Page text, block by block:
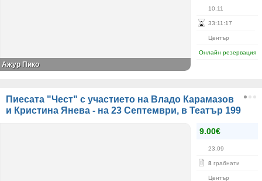
10.11
33:11 :17
Център
Онлайн резервация
Ажур Пико
Пиесата "Чест" с участието на Владо Карамазов
и Кристина Янева - на 23 Септември, в Театър 199
9.00€
23.09
8 грабнати
Център